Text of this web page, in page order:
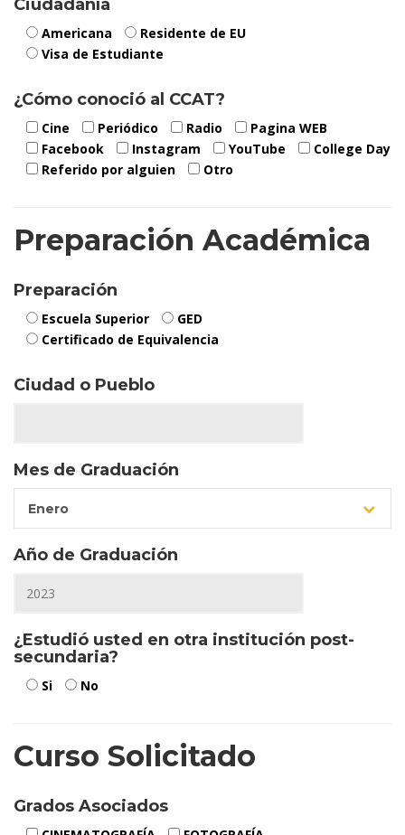
Ciudadanía
Americana
Residente de EU
Visa de Estudiante
¿Cómo conoció al CCAT?
Cine Periódico Radio
Pagina WEB
Facebook
Instagram YouTube
College Day
Referido por alguien
Otro
Preparación Académica
Preparación
Escuela Superior
GED
Certificado de Equivalencia
Ciudad o Pueblo
Mes de Graduación
Enero
Año de Graduación
¿Estudió usted en otra institución post-
secundaria?
Si No
Curso Solicitado
Grados Asociados